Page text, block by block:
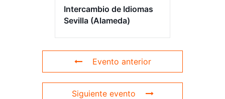
Intercambio de Idiomas
Sevilla (Alameda)
Evento anterior
Siguiente evento